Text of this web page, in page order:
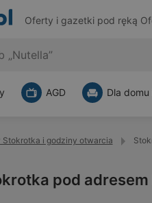
Oferty i gazetki pod ręką
AGD Dla
i godziny otwarcia
pod